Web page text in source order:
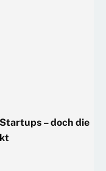
– doch die